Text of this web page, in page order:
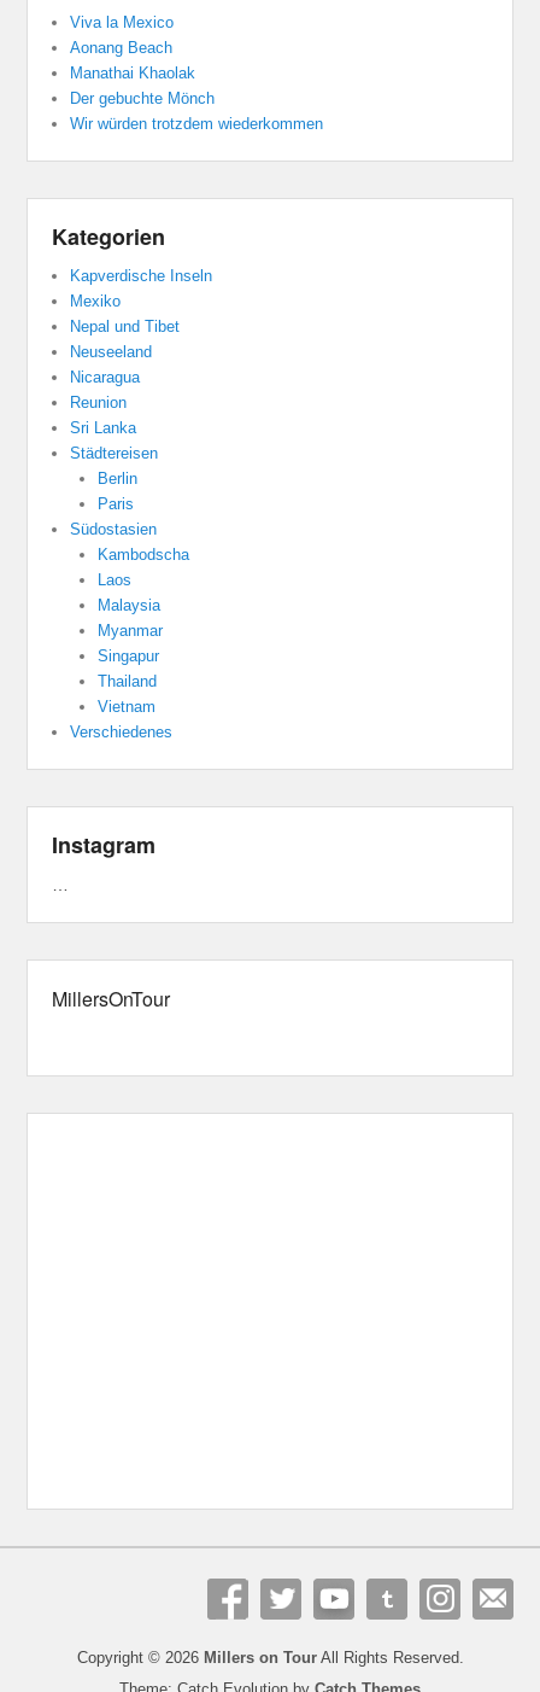
Viva la Mexico
Aonang Beach
Manathai Khaolak
Der gebuchte Mönch
Wir würden trotzdem wiederkommen
Kategorien
Kapverdische Inseln
Mexiko
Nepal und Tibet
Neuseeland
Nicaragua
Reunion
Sri Lanka
Städtereisen
Berlin
Paris
Südostasien
Kambodscha
Laos
Malaysia
Myanmar
Singapur
Thailand
Vietnam
Verschiedenes
Instagram
MillersOnTour
Copyright © 2026 Millers on TourAll Rights Reserved.